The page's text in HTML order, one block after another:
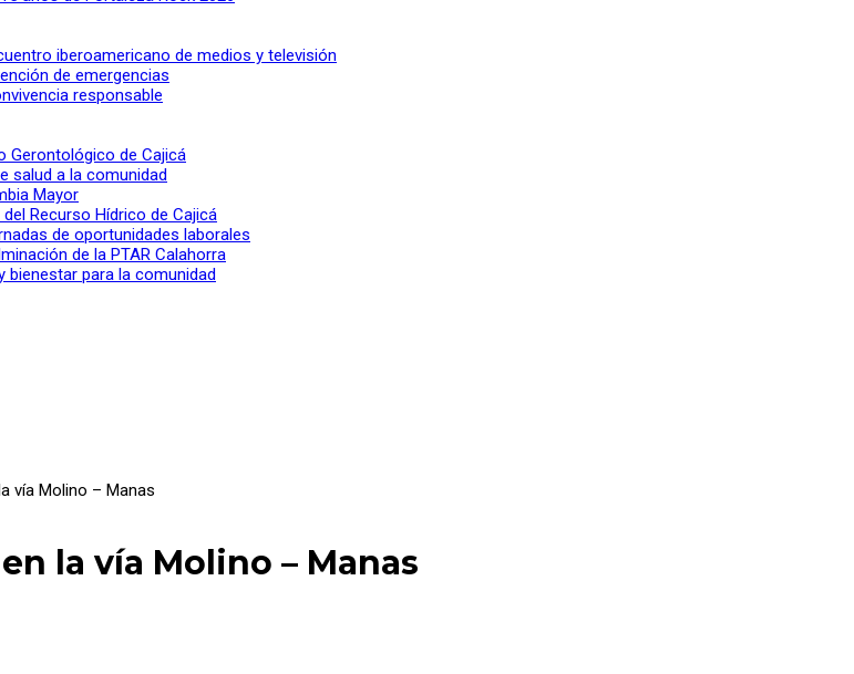
iberoamericano de medios y televisión
de emergencias
responsable
Gerontológico de Cajicá
salud a la comunidad
Mayor
Recurso Hídrico de Cajicá
de oportunidades laborales
de la PTAR Calahorra
bienestar para la comunidad
vía Molino – Manas
la vía Molino – Manas